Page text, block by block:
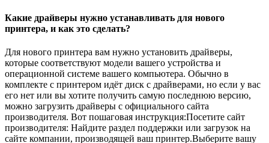
Какие драйверы нужно устанавливать для нового
принтера, и как это сделать?
Для нового принтера вам нужно установить драйверы,
которые соответствуют модели вашего устройства и
операционной системе вашего компьютера. Обычно в
комплекте с принтером идёт диск с драйверами, но если у вас
его нет или вы хотите получить самую последнюю версию,
можно загрузить драйверы с официального сайта
производителя. Вот пошаговая инструкция:Посетите сайт
производителя: Найдите раздел поддержки или загрузок на
сайте компании, производящей ваш принтер.Выберите вашу